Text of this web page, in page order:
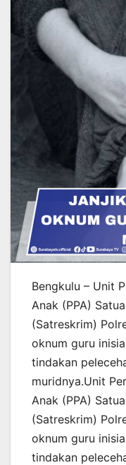
Bengkulu – Unit
Anak (PPA)
(Satreskrim)
oknum guru
tindakan
muridnya.Unit
Anak (PPA)
(Satreskrim)
oknum guru
tindakan